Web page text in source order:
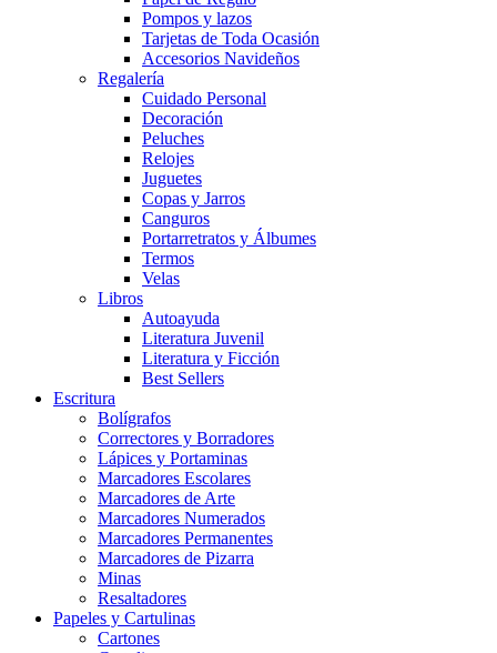
Pompos y lazos
Tarjetas de Toda Ocasión
Accesorios Navideños
Regalería
Cuidado Personal
Decoración
Peluches
Relojes
Juguetes
Copas y Jarros
Canguros
Portarretratos y Álbumes
Termos
Velas
Libros
Autoayuda
Literatura Juvenil
Literatura y Ficción
Best Sellers
Escritura
Bolígrafos
Correctores y Borradores
Lápices y Portaminas
Marcadores Escolares
Marcadores de Arte
Marcadores Numerados
Marcadores Permanentes
Marcadores de Pizarra
Minas
Resaltadores
Papeles y Cartulinas
Cartones